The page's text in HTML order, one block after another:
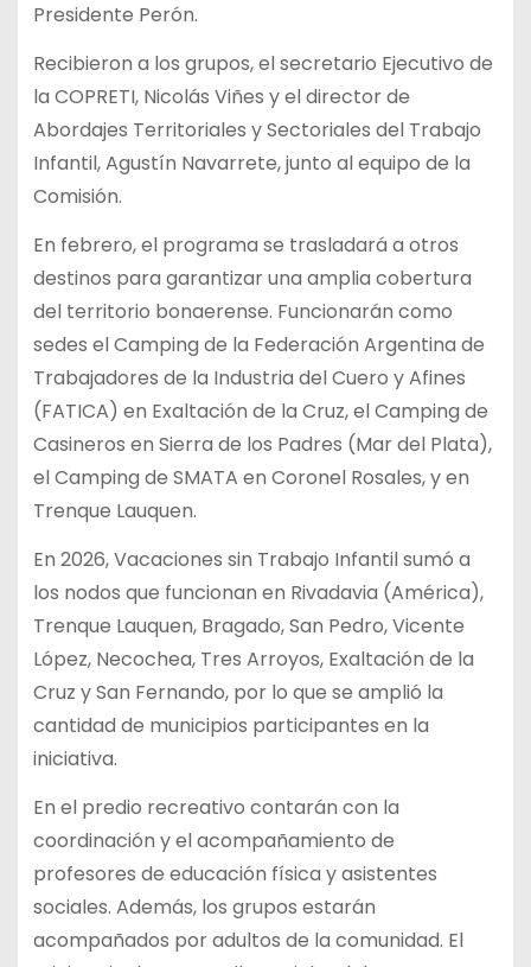
Presidente Perón.
Recibieron a los grupos, el secretario Ejecutivo de
la COPRETI, Nicolás Viñes y el director de
Abordajes Territoriales y Sectoriales del Trabajo
Infantil, Agustín Navarrete, junto al equipo de la
Comisión.
En febrero, el programa se trasladará a otros
destinos para garantizar una amplia cobertura
del territorio bonaerense. Funcionarán como
sedes el Camping de la Federación Argentina de
Trabajadores de la Industria del Cuero y Afines
(FATICA) en Exaltación de la Cruz, el Camping de
Casineros en Sierra de los Padres (Mar del Plata),
el Camping de SMATA en Coronel Rosales, y en
Trenque Lauquen.
En 2026, Vacaciones sin Trabajo Infantil sumó a
los nodos que funcionan en Rivadavia (América),
Trenque Lauquen, Bragado, San Pedro, Vicente
López, Necochea, Tres Arroyos, Exaltación de la
Cruz y San Fernando, por lo que se amplió la
cantidad de municipios participantes en la
iniciativa.
En el predio recreativo contarán con la
coordinación y el acompañamiento de
profesores de educación física y asistentes
sociales. Además, los grupos estarán
acompañados por adultos de la comunidad. El